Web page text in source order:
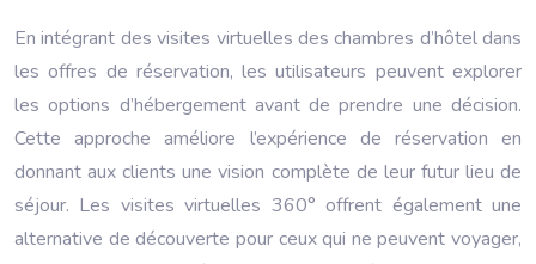
En intégrant des visites virtuelles des chambres d’hôtel dans
les offres de réservation, les utilisateurs peuvent explorer
les options d’hébergement avant de prendre une décision.
Cette approche améliore l’expérience de réservation en
donnant aux clients une vision complète de leur futur lieu de
séjour. Les visites virtuelles 360° offrent également une
alternative de découverte pour ceux qui ne peuvent voyager,